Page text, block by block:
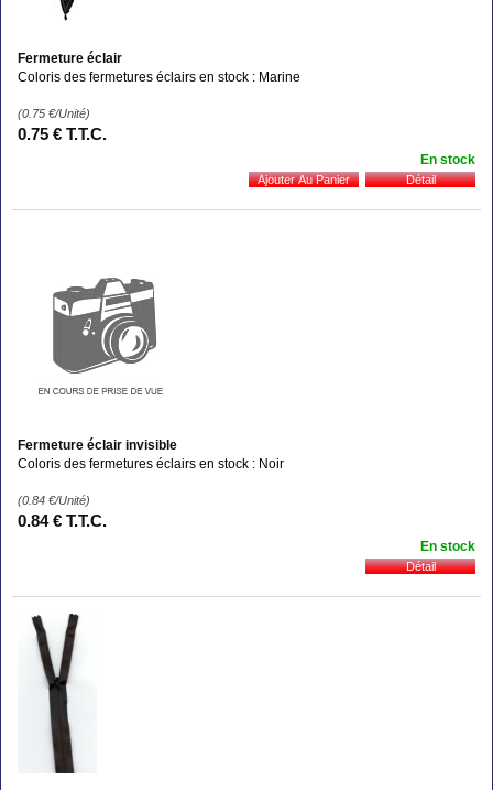
Fermeture éclair
Coloris des fermetures éclairs en stock : Marine
(0.75 €/Unité)
0.75 € T.T.C.
En stock
Fermeture éclair invisible
Coloris des fermetures éclairs en stock : Noir
(0.84 €/Unité)
0.84 € T.T.C.
En stock